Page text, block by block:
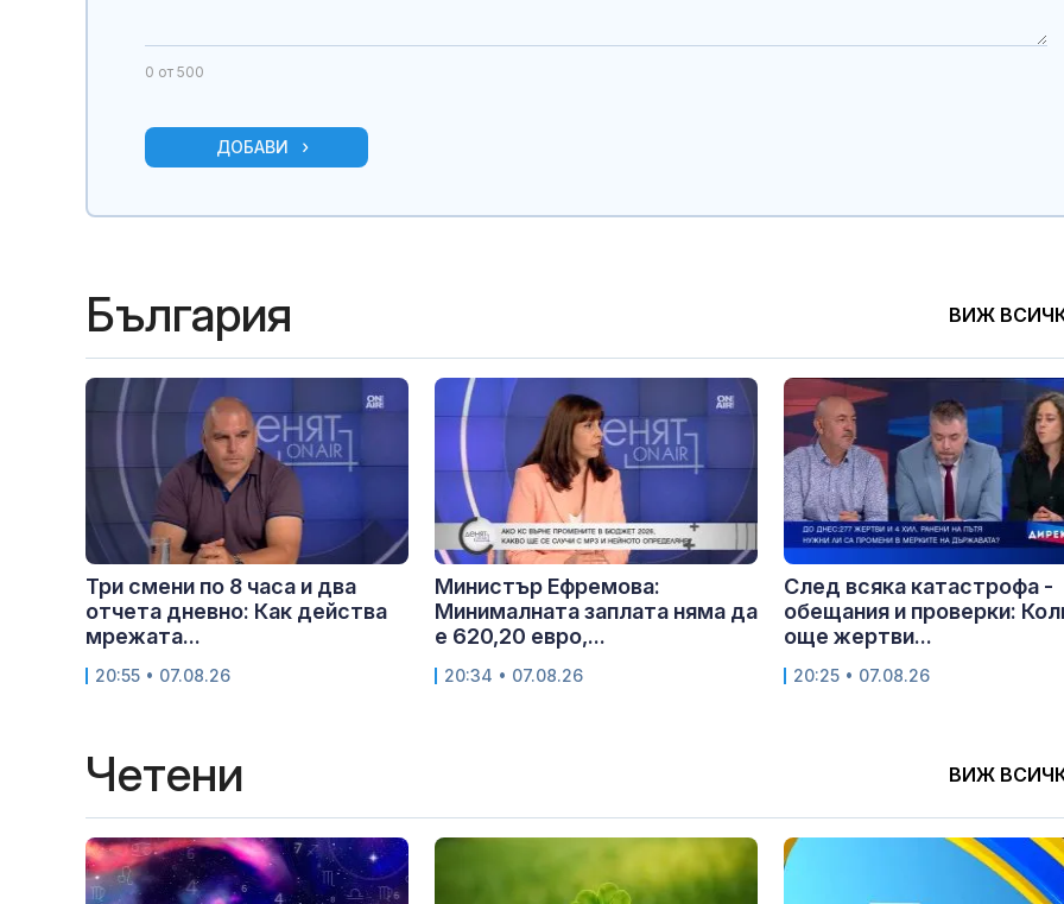
0 от 500
ДОБАВИ
България ВИЖ
Три смени по 8 часа и два
отчета дневно: Как действа
мрежата...
20:55 • 07.08.26
Министър Ефремова:
Минималната заплата няма да
е 620,20 евро,...
20:34 • 07.08.26
След всяка катастрофа -
обещания и проверки:
още жертви...
20:25 • 07.08.26
Четени ВИЖ